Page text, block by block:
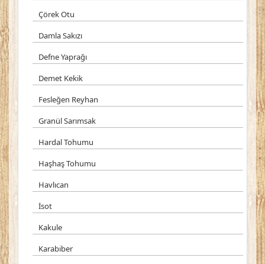
Çörek Otu
Damla Sakızı
Defne Yaprağı
Demet Kekik
Fesleğen Reyhan
Granül Sarımsak
Hardal Tohumu
Haşhaş Tohumu
Havlıcan
İsot
Kakule
Karabiber